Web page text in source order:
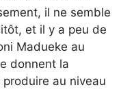
il ne semble
et il y a peu de
Madueke au
donnent la
au niveau